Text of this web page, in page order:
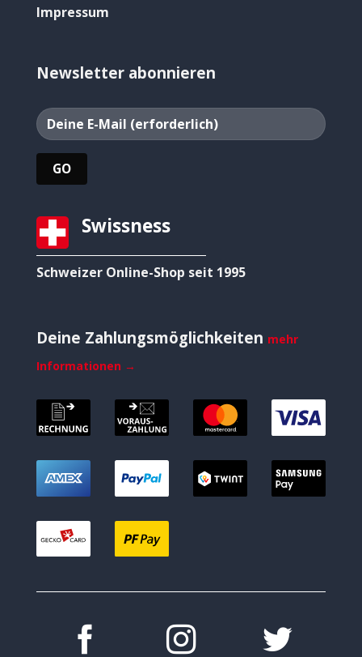
Impressum
Newsletter abonnieren
Swissness
Schweizer Online-Shop seit 1995
Deine Zahlungsmöglichkeiten mehr
Informationen →